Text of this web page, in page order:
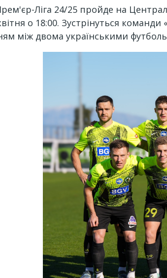
Ліга 24/25 пройде на
о 18:00. Зустрінуться
між двома українськими